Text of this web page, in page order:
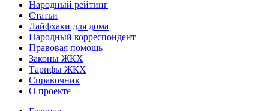
Народный рейтинг
Статьи
Лайфхаки для дома
Народный корреспондент
Правовая помощь
Законы ЖКХ
Тарифы ЖКХ
Справочник
О проекте